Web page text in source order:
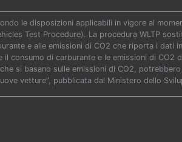
le disposizioni applicabili in vigore al
Test Procedure). La procedura WLTP
e alle emissioni di CO2 che riporta i
di carburante e le emissioni di CO2
si basano sulle emissioni di CO2,
vetture”, pubblicata dal Ministero dello